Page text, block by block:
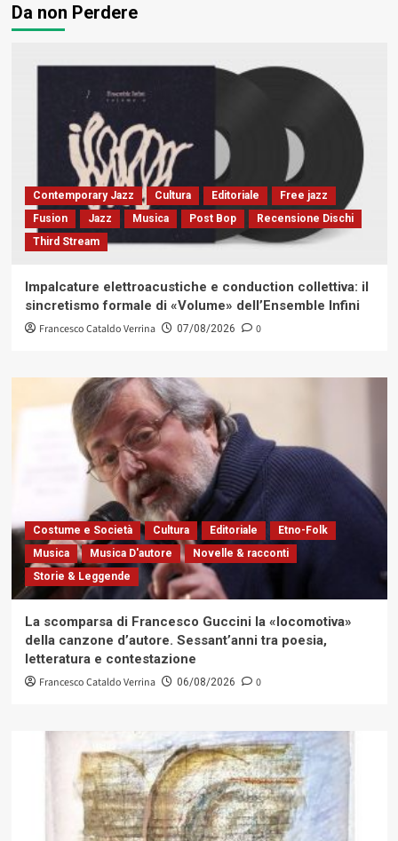
Da non Perdere
Contemporary Jazz Cultura Editoriale
Free jazz
Fusion
Jazz Musica Post Bop
Recensione Dischi
Third Stream
Impalcature elettroacustiche e conduction collettiva: il
sincretismo formale di «Volume» dell’Ensemble Infini
Francesco Cataldo Verrina 07/08/2026 0
Costume e Società Cultura Editoriale
Etno-Folk
Musica
Musica D'autore
Novelle & racconti
Storie & Leggende
La scomparsa di Francesco Guccini la «locomotiva»
della canzone d’autore. Sessant’anni tra poesia,
letteratura e contestazione
Francesco Cataldo Verrina 06/08/2026 0